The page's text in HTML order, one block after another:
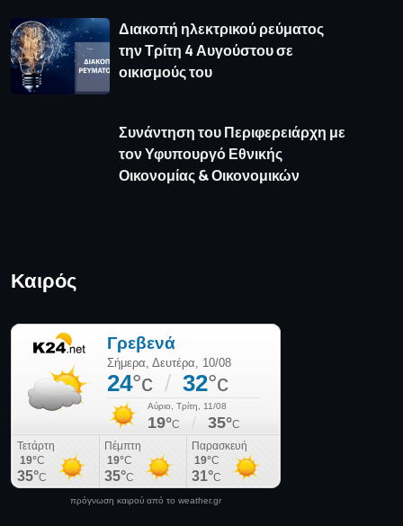
Διακοπή ηλεκτρικού ρεύματος
την Τρίτη 4 Αυγούστου σε
οικισμούς του
Συνάντηση του Περιφερειάρχη με
τον Υφυπουργό Εθνικής
Οικονομίας & Οικονομικών
Καιρός
πρόγνωση καιρού από το weather.gr